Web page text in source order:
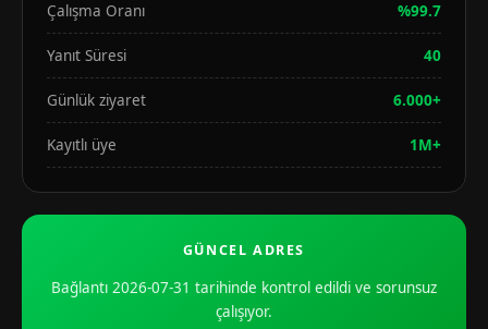
Çalışma Oranı %99.7
Yanıt Süresi 40
Günlük ziyaret 6.000+
Kayıtlı üye 1M+
GÜNCEL ADRES
Bağlantı 2026-07-31 tarihinde kontrol edildi ve sorunsuz
çalışıyor.